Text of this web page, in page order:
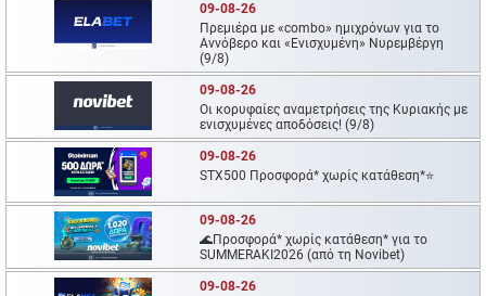
09-08-26
Πρεμιέρα με «combo» ημιχρόνων για το
Αννόβερο και «Ενισχυμένη» Νυρεμβέργη
(9/8)
09-08-26
Oι κορυφαίες αναμετρήσεις της Κυριακής με
ενισχυμένες αποδόσεις! (9/8)
09-08-26
STX500 Προσφορά* χωρίς κατάθεση*⭐
09-08-26
🌊Προσφορά* χωρίς κατάθεση* για το
SUMMERAKI2026 (από τη Novibet)
09-08-26